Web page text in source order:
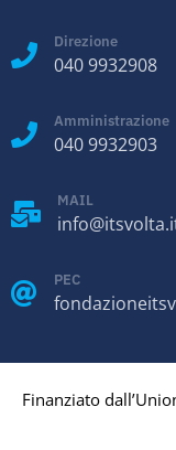
Direzione
040 9932908
Amministrazione
040 9932903
MAIL
PEC
Finanziato